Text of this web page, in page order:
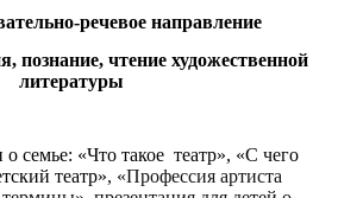
речевое направление
познание, чтение художественной
литературы
семье: «Что такое театр», «С чего
театр», «Профессия артиста